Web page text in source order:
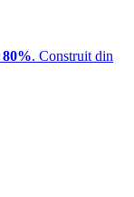
80%. Construit din